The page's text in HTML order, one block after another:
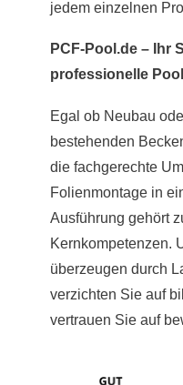
jedem einzelnen
PCF-Pool.de – Ihr
professionelle
Egal ob Neubau
bestehenden
die fachgerechte
Folienmontage in
Ausführung gehört
Kernkompetenzen.
überzeugen durch
verzichten Sie auf
vertrauen Sie auf